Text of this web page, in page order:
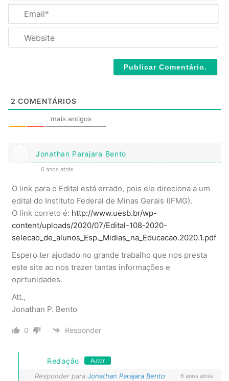
m
*a
l
2 COMENTÁRIOS
mais antigos
Jonathan Parajara Bento
6 anos atrás
O link para o Edital está errado, pois ele direciona a um
edital do Instituto Federal de Minas Gerais (IFMG).
O link correto é: http://www.uesb.br/wp-
content/uploads/2020/07/Edital-108-2020-
selecao_de_alunos_Esp._Midias_na_Educacao.2020.1.pdf
Espero ter ajudado no grande trabalho que nos presta
este site ao nos trazer tantas informações e
oprtunidades.
Att.,
Jonathan P. Bento
0 Responder
Redação Autor
Responder para Jonathan Parajara Bento 6 anos atrás